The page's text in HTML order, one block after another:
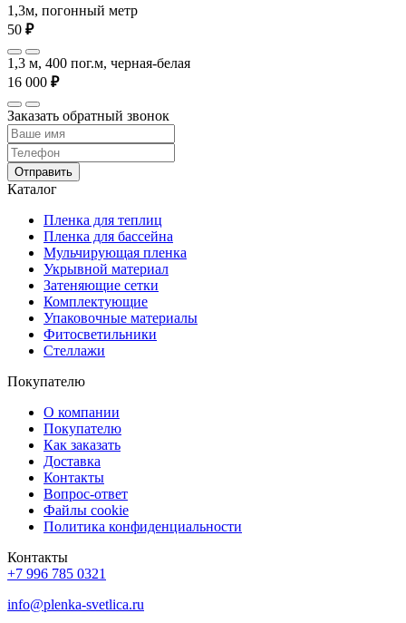
1,3м, погонный метр
50 ₽
1,3 м, 400 пог.м, черная-белая
16 000 ₽
Заказать обратный звонок
Отправить
Каталог
Пленка для теплиц
Пленка для бассейна
Мульчирующая пленка
Укрывной материал
Затеняющие сетки
Комплектующие
Упаковочные материалы
Фитосветильники
Стеллажи
Покупателю
О компании
Покупателю
Как заказать
Доставка
Контакты
Вопрос-ответ
Файлы cookie
Политика конфиденциальности
Контакты
+7 996 785 0321
info@plenka-svetlica.ru